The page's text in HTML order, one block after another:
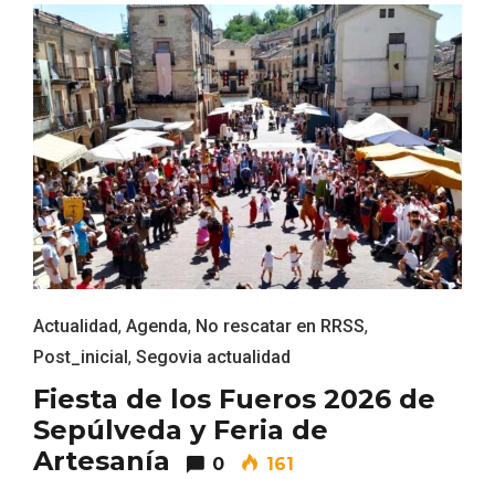
Actualidad, Agenda, No rescatar en RRSS,
Post_inicial , Segovia actualidad
Fiesta de los Fueros 2026 de
Sepúlveda y Feria de
Artesanía
0 161
Fiesta de los Fueros 2026 de Sepúlveda
y Feria de Artesanía